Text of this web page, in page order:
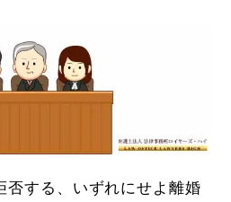
否する、いずれにせよ離婚